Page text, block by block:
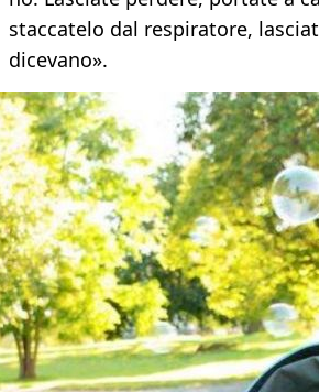
staccatelo dal respiratore,
dicevano».